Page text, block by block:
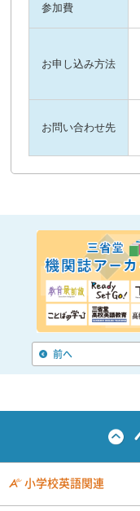
参加費
お申し込み方法
お問い合わせ先
前へ
小学校英語関連